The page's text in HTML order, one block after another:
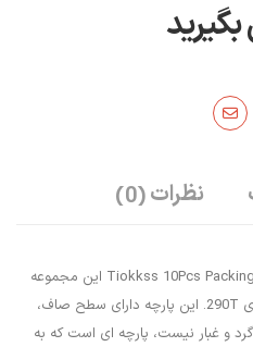
نظرات(0)
نظم دهنده ساک و چمدان Tiokkss 10Pcs Packing Cubes این مجموعه
بادوام، ساخته شده از پلی استر قوی 290T. این پارچه دارای سطح صاف،
و غبار نیست، پارچه ای است که به